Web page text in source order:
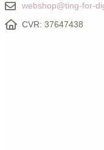
webshop@ting-for-
CVR: 37647438